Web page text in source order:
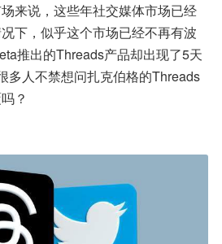
来说，这些年社交媒体市场已经
下，似乎这个市场已经不再有波
推出的Threads产品却出现了5天
多人不禁想问扎克伯格的Threads
？